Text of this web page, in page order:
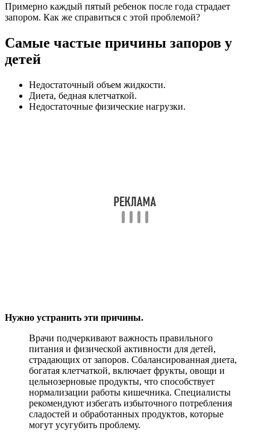
Примерно каждый пятый ребенок после года страдает
запором. Как же справиться с этой проблемой?
Самые частые причины запоров у
детей
Недостаточный объем жидкости.
Диета, бедная клетчаткой.
Недостаточные физические нагрузки.
Нужно устранить эти причины.
Врачи подчеркивают важность правильного
питания и физической активности для детей,
страдающих от запоров. Сбалансированная диета,
богатая клетчаткой, включает фрукты, овощи и
цельнозерновые продукты, что способствует
нормализации работы кишечника. Специалисты
рекомендуют избегать избыточного потребления
сладостей и обработанных продуктов, которые
могут усугубить проблему.